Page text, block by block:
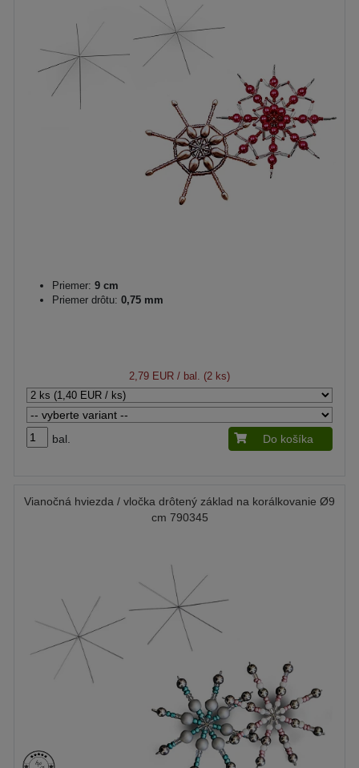
Priemer: 9 cm
Priemer drôtu: 0,75 mm
2,79 EUR / bal. (2 ks)
bal. Do košíka
Vianočná hviezda / vločka drôtený základ na korálkovanie Ø9
cm 790345